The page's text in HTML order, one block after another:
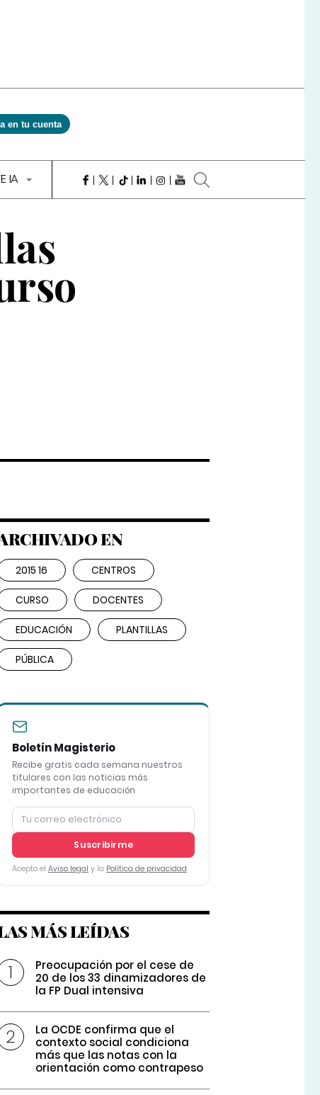
en tu cuenta
IA
EN
2015 16 CENTROS
CURSO DOCENTES
EDUCACIÓN PLANTILLAS
PÚBLICA
Boletín Magisterio
Recibe gratis cada semana nuestros
titulares con las noticias más
importantes de educación
Suscribirme
Acepto el Aviso legal y la Política de privacidad
MÁS LEÍDAS
Preocupación por el cese de
20 de los 33 dinamizadores de
la FP Dual intensiva
La OCDE confirma que el
contexto social condiciona
más que las notas con la
orientación como contrapeso